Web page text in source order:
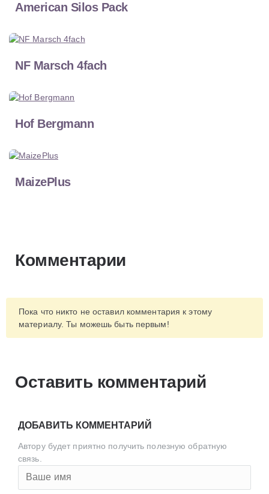
American Silos Pack
NF Marsch 4fach
Hof Bergmann
MaizePlus
Комментарии
Пока что никто не оставил комментария к этому
материалу. Ты можешь быть первым!
Оставить комментарий
ДОБАВИТЬ КОММЕНТАРИЙ
Автору будет приятно получить полезную обратную
связь.